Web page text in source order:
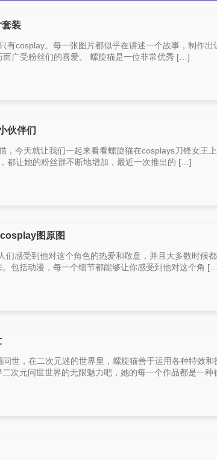
装
有cosplay。每一张图片都似乎在讲述一个故事，制作出
广受粉丝们的喜爱。 螺旋猫是一位非常优秀 […]
伙伴们
今天就让我们一起来看看螺旋猫在cosplays刀锋女王
都让她的粉丝群不断地增加，最近一次推出的 […]
图原图
感受到他对这个角色的热爱和敬意，并且大多数时候
包括动漫，每一个细节都能够让你感受到他对这个角
世，在二次元迷的世界里，螺旋猫善于运用各种特效和
次元问世世界的无限魅力吧，她的每一个作品都是一